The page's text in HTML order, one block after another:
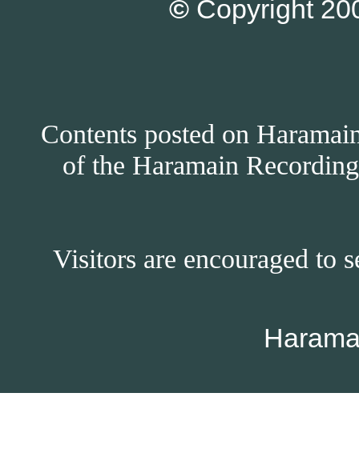
© Copyright
Contents posted on
of the Haramain
Visitors are encouraged to